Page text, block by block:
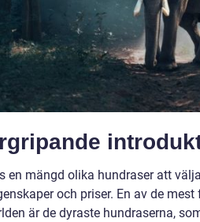
en mängd olika hundraser att
och priser. En av de
är de dyraste hundraserna,